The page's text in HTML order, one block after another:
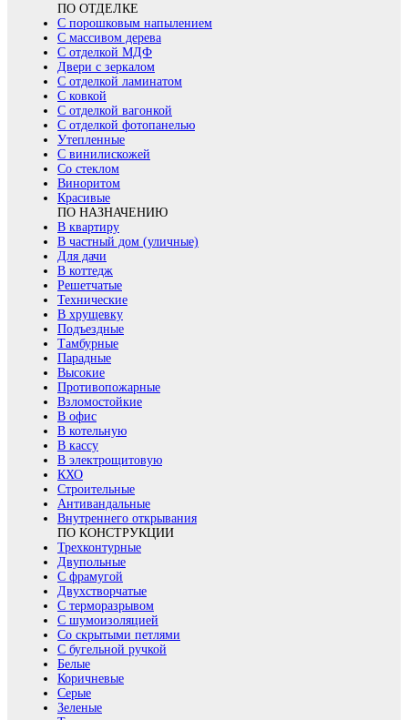
ПО ОТДЕЛКЕ
С порошковым напылением
С массивом дерева
С отделкой МДФ
Двери с зеркалом
С отделкой ламинатом
С ковкой
С отделкой вагонкой
С отделкой фотопанелью
Утепленные
С винилискожей
Со стеклом
Виноритом
Красивые
ПО НАЗНАЧЕНИЮ
В квартиру
В частный дом (уличные)
Для дачи
В коттедж
Решетчатые
Технические
В хрущевку
Подъездные
Тамбурные
Парадные
Высокие
Противопожарные
Взломостойкие
В офис
В котельную
В кассу
В электрощитовую
КХО
Строительные
Антивандальные
Внутреннего открывания
ПО КОНСТРУКЦИИ
Трехконтурные
Двупольные
С фрамугой
Двухстворчатые
С терморазрывом
С шумоизоляцией
Со скрытыми петлями
С бугельной ручкой
Белые
Коричневые
Серые
Зеленые